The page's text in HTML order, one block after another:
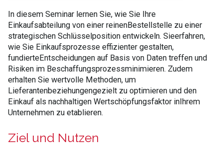
In diesem Seminar lernen Sie, wie Sie Ihre
Einkaufsabteilung von einer reinenBestellstelle zu einer
strategischen Schlüsselposition entwickeln. Sieerfahren,
wie Sie Einkaufsprozesse effizienter gestalten,
fundierteEntscheidungen auf Basis von Daten treffen und
Risiken im Beschaffungsprozessminimieren. Zudem
erhalten Sie wertvolle Methoden, um
Lieferantenbeziehungengezielt zu optimieren und den
Einkauf als nachhaltigen Wertschöpfungsfaktor inIhrem
Unternehmen zu etablieren.
Ziel und Nutzen